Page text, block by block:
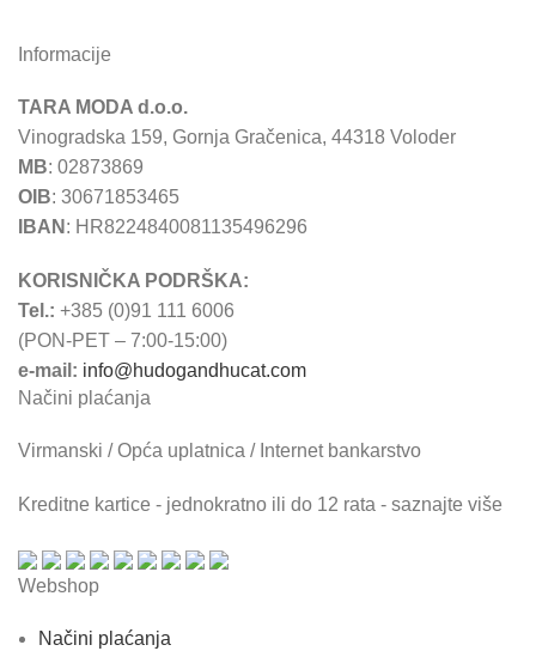
Informacije
TARA MODA d.o.o.
Vinogradska 159, Gornja Gračenica, 44318 Voloder
MB: 02873869
OIB: 30671853465
IBAN : HR8224840081135496296
KORISNIČKA PODRŠKA:
Tel.: +385 (0)91 111 6006
(PON-PET – 7:00-15:00)
e-mail: info@hudogandhucat.com
Načini plaćanja
Virmanski / Opća uplatnica / Internet bankarstvo
Kreditne kartice - jednokratno ili do 12 rata - saznajte više
Webshop
Načini plaćanja